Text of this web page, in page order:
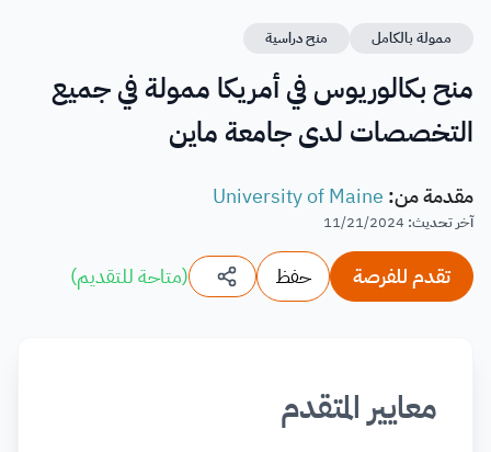
ممولة بالكامل منح دراسية
منح بكالوريوس في أمريكا ممولة في جميع
التخصصات لدى جامعة ماين
مقدمة من:
University of Maine
آخر تحديث:
11/21/2024
تقدم للفرصة حفظ (متاحة للتقديم)
معايير المتقدم